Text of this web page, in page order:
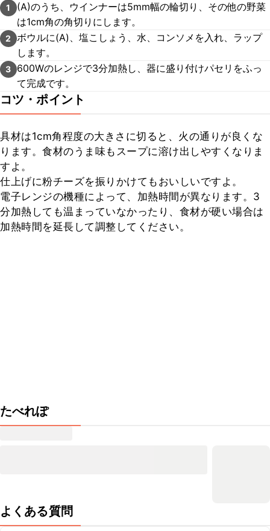
1
(A)のうち、ウインナーは5mm幅の輪切り、その他の野菜
は1cm角の角切りにします。
2
ボウルに(A)、塩こしょう、水、コンソメを入れ、ラップ
します。
3
600Wのレンジで3分加熱し、器に盛り付けパセリをふっ
て完成です。
コツ・ポイント
具材は1cm角程度の大きさに切ると、火の通りが良くな
ります。食材のうま味もスープに溶け出しやすくなりま
すよ。
仕上げに粉チーズを振りかけてもおいしいですよ。
電子レンジの機種によって、加熱時間が異なります。3
分加熱しても温まっていなかったり、食材が硬い場合は
加熱時間を延長して調整してください。
たべれぽ
よくある質問